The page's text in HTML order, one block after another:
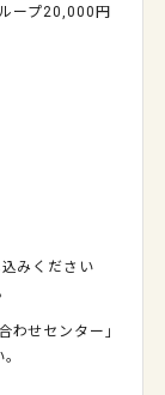
ープ20,000円
みください
わせセンター」